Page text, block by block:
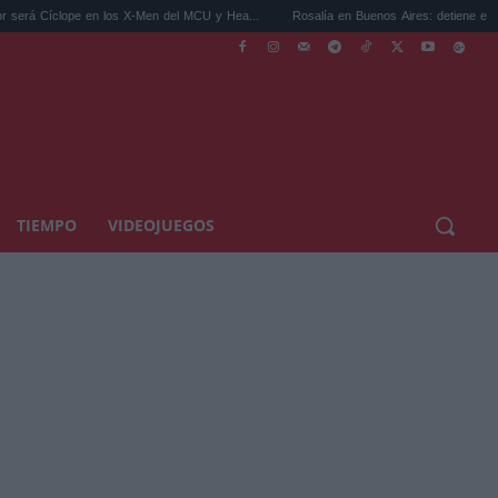
en los X-Men del MCU y Hea... Rosalía en Buenos Aires: detiene el tráfico y se
TIEMPO VIDEOJUEGOS